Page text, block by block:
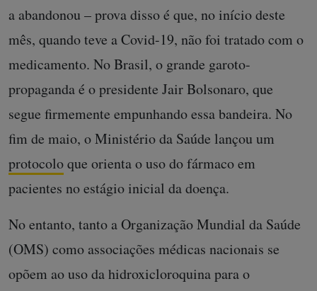
a abandonou – prova disso é que, no início deste
mês, quando teve a Covid-19, não foi tratado com o
medicamento. No Brasil, o grande garoto-
propaganda é o presidente Jair Bolsonaro, que
segue firmemente empunhando essa bandeira. No
fim de maio, o Ministério da Saúde lançou um
protocoloque orienta o uso do fármaco em
pacientes no estágio inicial da doença.
No entanto, tanto a Organização Mundial da Saúde
(OMS) como associações médicas nacionais se
opõem ao uso da hidroxicloroquina para o